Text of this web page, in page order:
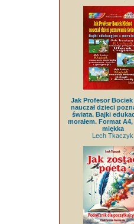
Jak Profesor
nauczał dzieci
świata. Bajki
morałem. Format
miękka
Lech Tkaczyk